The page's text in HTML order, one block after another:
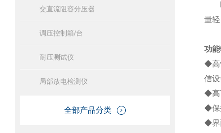
交直流阻容分压器
调压控制箱/台
耐压测试仪
局部放电检测仪
全部产品分类
量
功
◆高
信
◆高
◆保
◆界